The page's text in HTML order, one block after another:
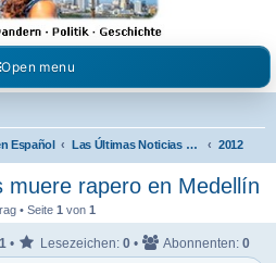
Open menu
Español Las Últimas Noticias en Español 2012
muere rapero en Medellín
• Seite 1 von 1
1 • Lesezeichen: 0 • Abonnenten: 0